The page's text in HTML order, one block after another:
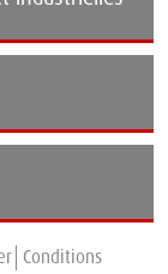
automatiques.
Conditions